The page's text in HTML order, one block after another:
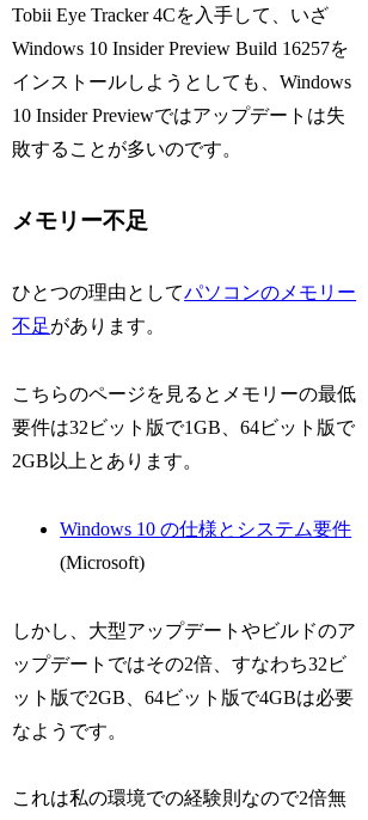
Tobii Eye Tracker 4Cを入手して、いざ
Windows 10 Insider Preview Build 16257を
インストールしようとしても、Windows
10 Insider Previewではアップデートは失
敗することが多いのです。
メモリー不足
ひとつの理由としてパソコンのメモリー
不足があります。
こちらのページを見るとメモリーの最低
要件は32ビット版で1GB、64ビット版で
2GB以上とあります。
Windows 10 の仕様とシステム要件
(Microsoft)
しかし、大型アップデートやビルドのア
ップデートではその2倍、すなわち32ビ
ット版で2GB、64ビット版で4GBは必要
なようです。
これは私の環境での経験則なので2倍無